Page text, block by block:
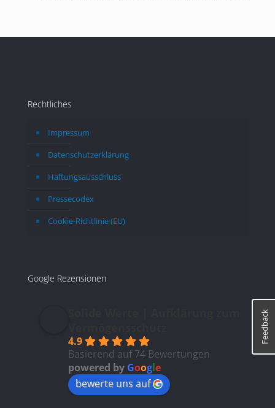
Rechtliches
Impressum
Datenschutzerklärung
Haftungsausschluss
Pressecodex
Cookie-Richtlinie (EU)
Google Rezensionen
4.9
Basierend auf 74 Bewertungen
powered by Google
bewerte uns auf
Feedback